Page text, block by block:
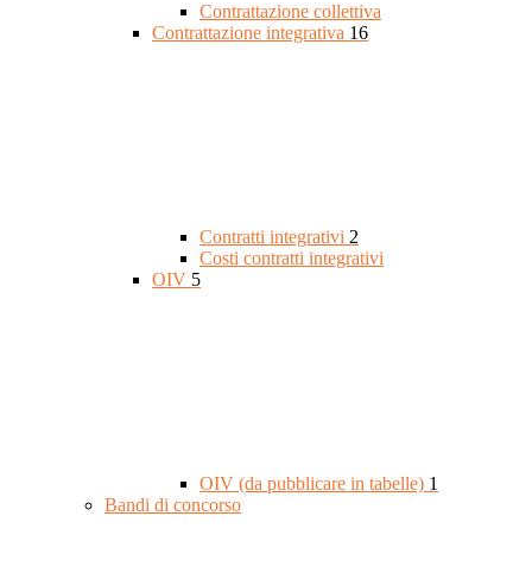
Contrattazione collettiva
Contrattazione integrativa 16
Contratti integrativi 2
Costi contratti integrativi
OIV 5
OIV (da pubblicare in tabelle) 1
Bandi di concorso